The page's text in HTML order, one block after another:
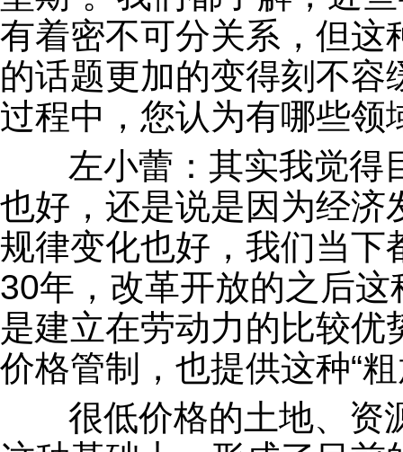
有着密不可分关系，但这
的话题更加的变得刻不
过程中，您认为有哪些领
左小蕾：其实我觉得
也好，还是说是因为经济
规律变化也好，我们当下
30年，改革开放的之后这
是建立在劳动力的比较
价格管制，也提供这种“
很低价格的土地、资